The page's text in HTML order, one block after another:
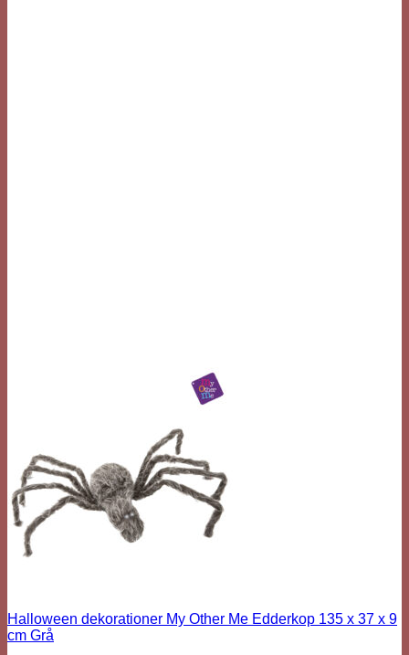
Halloween dekorationer My Other Me Edderkop 135 x 37 x 9
cm Grå